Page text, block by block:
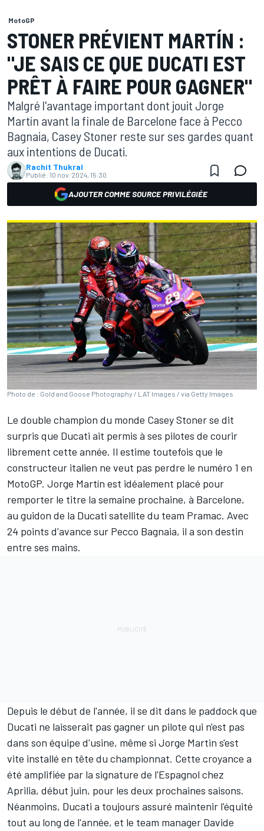
MotoGP
STONER PRÉVIENT MARTÍN :
"JE SAIS CE QUE DUCATI EST
PRÊT À FAIRE POUR GAGNER"
Malgré l'avantage important dont jouit Jorge
Martín avant la finale de Barcelone face à Pecco
Bagnaia, Casey Stoner reste sur ses gardes quant
aux intentions de Ducati.
Rachit Thukral
Publié: 10 nov. 2024, 15:30
AJOUTER COMME SOURCE PRIVILÉGIÉE
Photo de : Gold and Goose Photography / LAT Images / via Getty Images
Le double champion du monde Casey Stonerse dit
surpris que Ducati ait permis à ses pilotes de courir
librement cette année. Il estime toutefois que le
constructeur italien ne veut pas perdre le numéro 1 en
MotoGP. Jorge Martín est idéalement placé pour
remporter le titre la semaine prochaine, à Barcelone,
au guidon de la Ducati satellite du team Pramac. Avec
24 points d'avance sur Pecco Bagnaia, il a son destin
entre ses mains.
Depuis le début de l'année, il se dit dans le paddock que
Ducati ne laisserait pas gagner un pilote qui n'est pas
dans son équipe d'usine, même si Jorge Martin s'est
vite installé en tête du championnat. Cette croyance a
été amplifiée par la signature de l'Espagnol chez
Aprilia, début juin, pour les deux prochaines saisons.
Néanmoins, Ducati a toujours assuré maintenir l'équité
tout au long de l'année, et le team manager Davide